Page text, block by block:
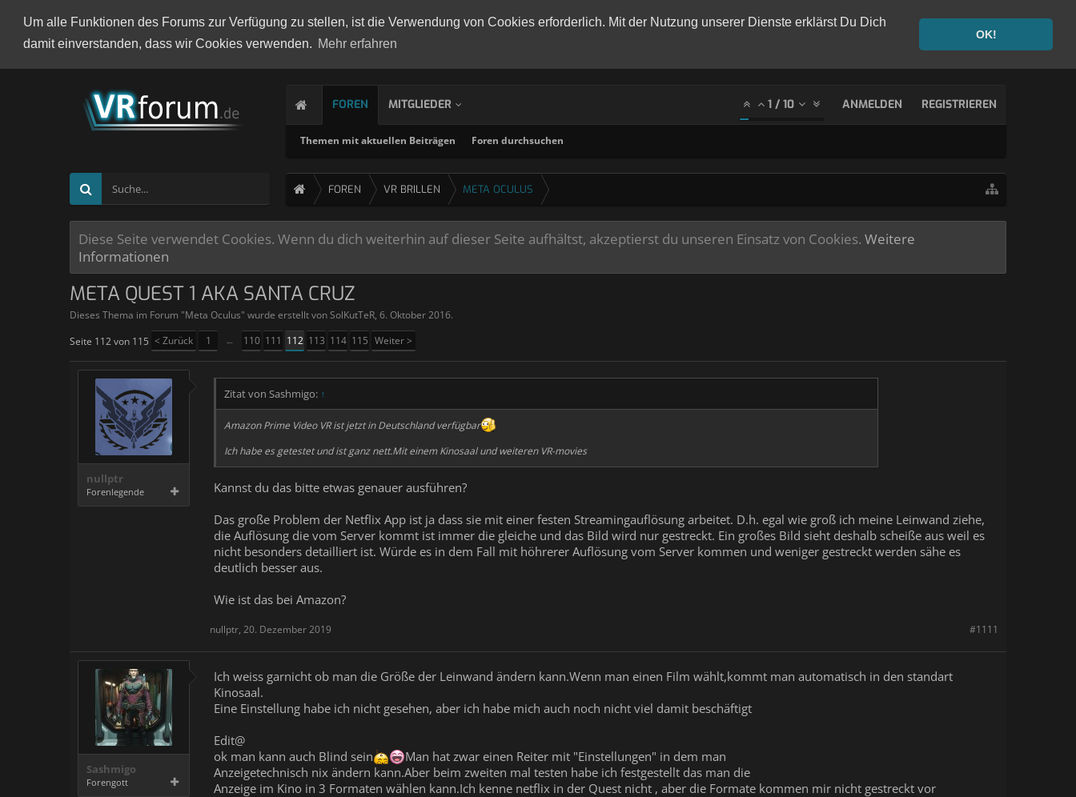
Um alle Funktionen des Forums zur Verfügung zu stellen, ist die Verwendung von Cookies erforderlich. Mit der Nutzung unserer Dienste erklärst Du Dich
damit einverstanden, dass wir Cookies verwenden. Mehr erfahren
OK!
FOREN
Themen mit aktuellen Beiträgen Foren durchsuchen
MITGLIEDER 1 / 10 ANMELDEN REGISTRIEREN
FOREN VR BRILLEN META OCULUS
Diese Seite verwendet Cookies. Wenn du dich weiterhin auf dieser Seite aufhältst, akzeptierst du unseren Einsatz von Cookies. Weitere
Informationen
META QUEST 1 AKA SANTA CRUZ
Dieses Thema im Forum "Meta Oculus" wurde erstellt vonSolKutTeR, 6. Oktober 2016.
Seite 112 von 115 < Zurück 1 ← 110 111 112 113 114 115 Weiter >
nullptr
Forenlegende
Zitat von Sashmigo: ↑
Amazon Prime Video VR ist jetzt in Deutschland verfügbar
Ich habe es getestet und ist ganz nett.Mit einem Kinosaal und weiteren VR-movies
Kannst du das bitte etwas genauer ausführen?
Das große Problem der Netflix App ist ja dass sie mit einer festen Streamingauflösung arbeitet. D.h. egal wie groß ich meine Leinwand ziehe,
die Auflösung die vom Server kommt ist immer die gleiche und das Bild wird nur gestreckt. Ein großes Bild sieht deshalb scheiße aus weil es
nicht besonders detailliert ist. Würde es in dem Fall mit höhrerer Auflösung vom Server kommen und weniger gestreckt werden sähe es
deutlich besser aus.
Wie ist das bei Amazon?
#1111
nullptr, 20. Dezember 2019
Sashmigo
Forengott
Ich weiss garnicht ob man die Größe der Leinwand ändern kann.Wenn man einen Film wählt,kommt man automatisch in den standart
Kinosaal.
Eine Einstellung habe ich nicht gesehen, aber ich habe mich auch noch nicht viel damit beschäftigt
Edit@
ok man kann auch Blind sein
Man hat zwar einen Reiter mit "Einstellungen" in dem man
Anzeigetechnisch nix ändern kann.Aber beim zweiten mal testen habe ich festgestellt das man die
Anzeige im Kino in 3 Formaten wählen kann.Ich kenne netflix in der Quest nicht , aber die Formate kommen mir nicht gestreckt vor